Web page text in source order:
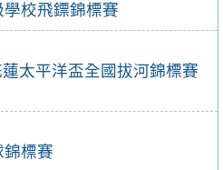
校飛鏢錦標賽
太平洋盃全國拔河錦標賽
錦標賽